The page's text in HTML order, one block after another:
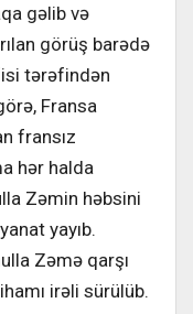
gəlib və
görüş barədə
tərəfindən
Fransa
fransız
hər halda
Zəmin həbsini
yayıb.
Zəmə qarşı
irəli sürülüb.